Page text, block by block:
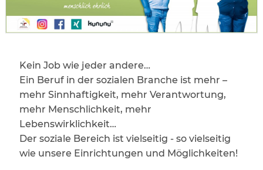
Kein Job wie jeder andere…
Ein Beruf in der sozialen Branche ist mehr –
mehr Sinnhaftigkeit, mehr Verantwortung,
mehr Menschlichkeit, mehr
Lebenswirklichkeit…
Der soziale Bereich ist vielseitig - so vielseitig
wie unsere Einrichtungen und Möglichkeiten!